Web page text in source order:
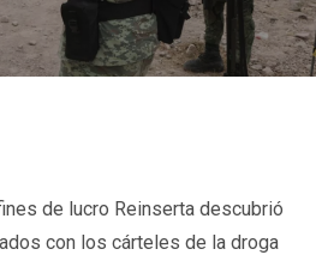
de lucro Reinserta descubrió
con los cárteles de la droga